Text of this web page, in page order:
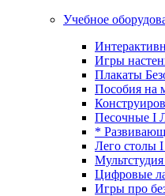
Учебное
Игры
Плакаты
Пособия на
Песочные I
*
Лего столы
Мультстудия
Цифровые
Игры про